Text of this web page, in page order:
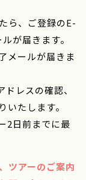
ら、ご登録のE-
が届きます。
メールが届きま
レスの確認、
たします。
2日前までに最
ツアーのご案内